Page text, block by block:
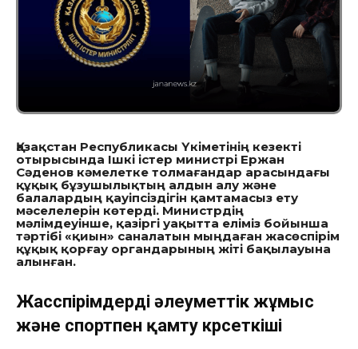
Қазақстан Республикасы Үкіметінің кезекті
отырысында Ішкі істер министрі Ержан
Сәденов кәмелетке толмағандар арасындағы
құқық бұзушылықтың алдын алу және
балалардың қауіпсіздігін қамтамасыз ету
мәселелерін көтерді. Министрдің
мәлімдеуінше, қазіргі уақытта еліміз бойынша
тәртібі «қиын» саналатын мыңдаған жасөспірім
құқық қорғау органдарының жіті бақылауына
алынған.
Жасөспірімдерді әлеуметтік жұмыс
және спортпен қамту көрсеткіші